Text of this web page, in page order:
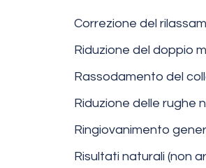
Correzione del
Riduzione del doppio
Rassodamento del
Riduzione delle rughe
Ringiovanimento
Risultati naturali (non